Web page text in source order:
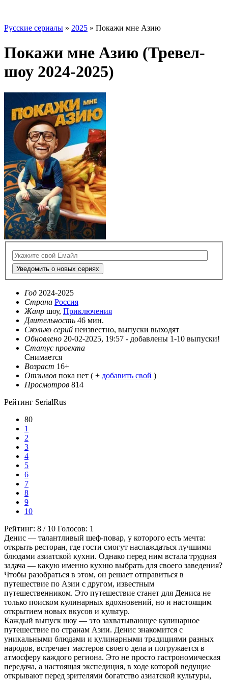
Русские сериалы » 2025 » Покажи мне Азию
Покажи мне Азию (Тревел-
шоу 2024-2025)
Уведомить о новых сериях
Год 2024-2025
Страна Россия
Жанр шоу, Приключения
Длительность 46 мин.
Сколько серий неизвестно, выпуски выходят
Обновлено 20-02-2025, 19:57 - добавлены 1-10 выпуски!
Статус проекта
Снимается
Возраст 16+
Отзывов пока нет ( + добавить свой )
Просмотров 814
Рейтинг SerialRus
80
1
2
3
4
5
6
7
8
9
10
Рейтинг: 8 / 10 Голосов: 1
Денис — талантливый шеф-повар, у которого есть мечта:
открыть ресторан, где гости смогут наслаждаться лучшими
блюдами азиатской кухни. Однако перед ним встала трудная
задача — какую именно кухню выбрать для своего заведения?
Чтобы разобраться в этом, он решает отправиться в
путешествие по Азии с другом, известным
путешественником. Это путешествие станет для Дениса не
только поиском кулинарных вдохновений, но и настоящим
открытием новых вкусов и культур.
Каждый выпуск шоу — это захватывающее кулинарное
путешествие по странам Азии. Денис знакомится с
уникальными блюдами и кулинарными традициями разных
народов, встречает мастеров своего дела и погружается в
атмосферу каждого региона. Это не просто гастрономическая
передача, а настоящая экспедиция, в ходе которой ведущие
открывают перед зрителями богатство азиатской культуры,